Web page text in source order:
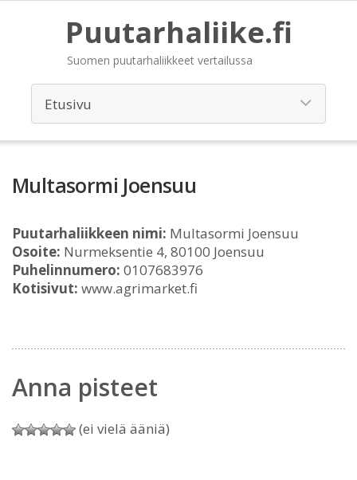
Puutarhaliike.fi
Suomen puutarhaliikkeet vertailussa
Multasormi Joensuu
Puutarhaliikkeen nimi: Multasormi Joensuu
Osoite: Nurmeksentie 4, 80100 Joensuu
Puhelinnumero: 0107683976
Kotisivut: www.agrimarket.fi
Anna pisteet
(ei vielä ääniä)